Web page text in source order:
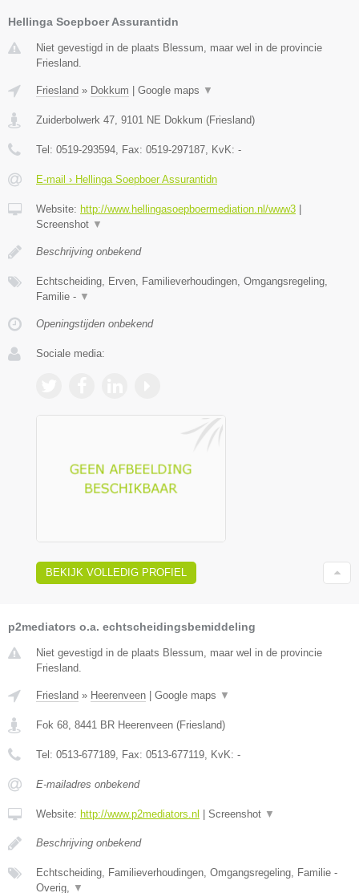
Hellinga Soepboer Assurantidn
Niet gevestigd in de plaats Blessum, maar wel in de provincie
Friesland.
Friesland » Dokkum Google maps ▼
Zuiderbolwerk 47 9101 NE Dokkum (Friesland)
Tel: 0519-293594 , Fax: 0519-297187 , KvK: -
E-mail › Hellinga Soepboer Assurantidn
Website: http://www.hellingasoepboermediation.nl/www3
Screenshot ▼
Beschrijving onbekend
Echtscheiding, Erven, Familieverhoudingen, Omgangsregeling,
Familie - ▼
Openingstijden onbekend
Sociale media:
BEKIJK VOLLEDIG PROFIEL
p2mediators o.a. echtscheidingsbemiddeling
Niet gevestigd in de plaats Blessum, maar wel in de provincie
Friesland.
Friesland » Heerenveen | Google maps ▼
Fok 68 8441 BR Heerenveen (Friesland)
Tel: 0513-677189 , Fax: 0513-677119 , KvK: -
E-mailadres onbekend
Website: http://www.p2mediators.nl | Screenshot ▼
Beschrijving onbekend
Echtscheiding, Familieverhoudingen, Omgangsregeling, Familie -
Overig,
▼